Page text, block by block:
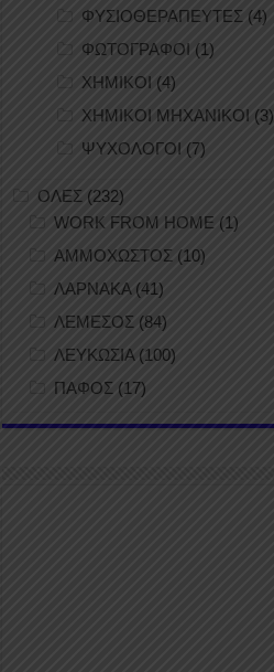
ΦΥΣΙΟΘΕΡΑΠΕΥΤΕΣ (4)
ΦΩΤΟΓΡΑΦΟΙ (1)
ΧΗΜΙΚΟΙ (4)
ΧΗΜΙΚΟΙ ΜΗΧΑΝΙΚΟΙ (3)
ΨΥΧΟΛΟΓΟΙ (7)
ΟΛΕΣ (232)
WORK FROM HOME (1)
ΑΜΜΟΧΩΣΤΟΣ (10)
ΛΑΡΝΑΚΑ(41)
ΛΕΜΕΣΟΣ (84)
ΛΕΥΚΩΣΙΑ(100)
ΠΑΦΟΣ (17)